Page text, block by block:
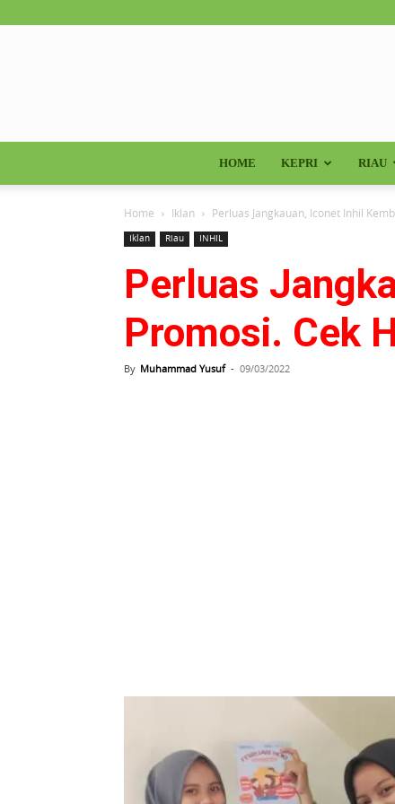
HOME KEPRI RIAU
Home Iklan Perluas Jangkauan, Iconet Inhil
Iklan Riau INHIL
Perluas
Promosi. Cek
By Muhammad Yusuf - 09/03/2022